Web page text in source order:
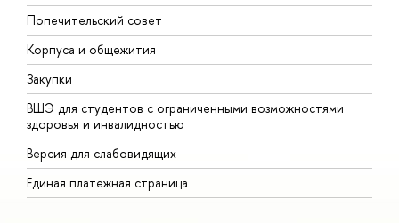
Попечительский совет
Корпуса и общежития
Закупки
ВШЭ для студентов с ограниченными возможностями
здоровья и инвалидностью
Версия для слабовидящих
Единая платежная страница